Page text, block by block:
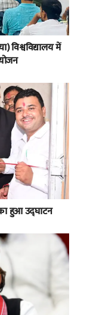
विश्वविद्यालय में
हुआ उद्घाटन